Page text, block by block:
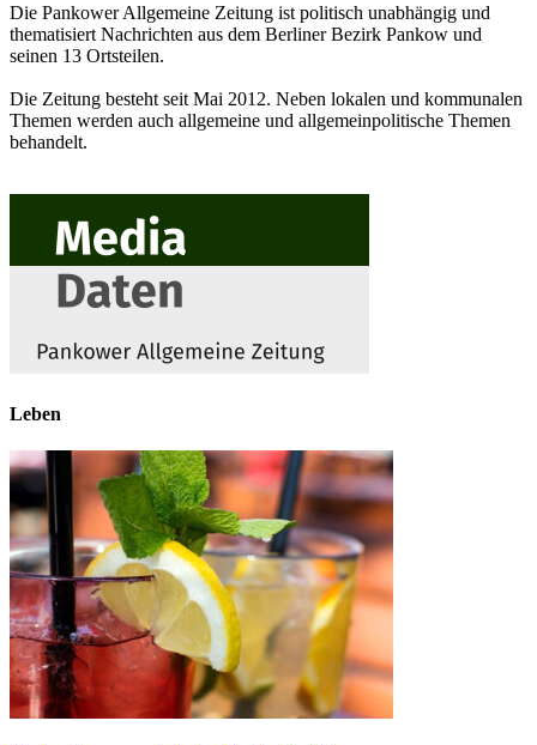
Die Pankower Allgemeine Zeitung ist politisch unabhängig und
thematisiert Nachrichten aus dem Berliner Bezirk Pankow und
seinen 13 Ortsteilen.
Die Zeitung besteht seit Mai 2012. Neben lokalen und kommunalen
Themen werden auch allgemeine und allgemeinpolitische Themen
behandelt.
Leben